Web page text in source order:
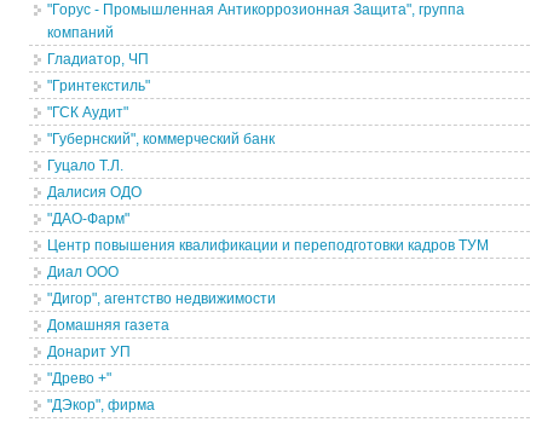
"Горус - Промышленная Антикоррозионная Защита", группа
компаний
Гладиатор, ЧП
"Гринтекстиль"
"ГСК Аудит"
"Губернский", коммерческий банк
Гуцало Т.Л.
Далисия ОДО
"ДАО-Фарм"
Центр повышения квалификации и переподготовки кадров ТУМ
Диал ООО
"Дигор", агентство недвижимости
Домашняя газета
Донарит УП
"Древо +"
"ДЭкор", фирма